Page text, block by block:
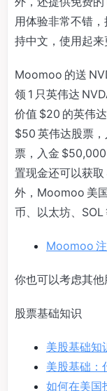
用体验非常不错
持中文，使用起来
Moomoo 的送
领 1 只英伟达
价值 $20 的英伟
$50 英伟达股票
票，入金
置现金还可以获取
外，Moomoo 美
币、以太坊、SOL
Moomoo
你也可以考虑其
股票基础知识
美股基础知
美股基础：
如何在美国